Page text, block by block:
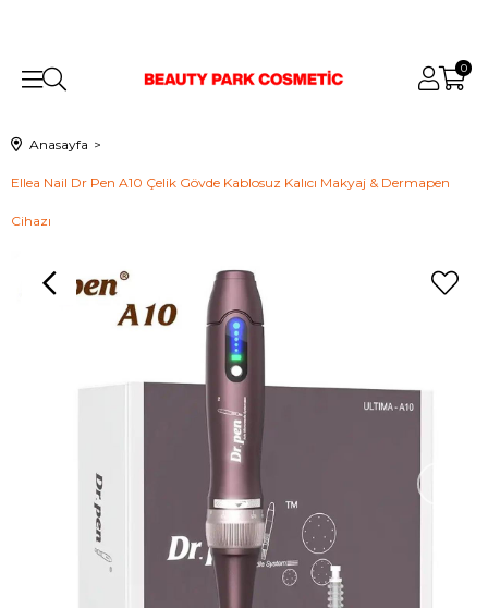
0
Anasayfa
Ellea Nail Dr Pen A10 Çelik Gövde Kablosuz Kalıcı Makyaj & Dermapen
Cihazı